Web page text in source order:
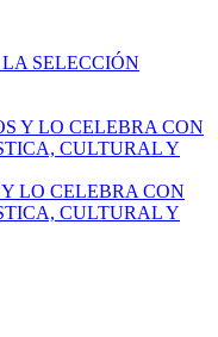
SELECCIÓN
LO CELEBRA CON
CULTURAL Y